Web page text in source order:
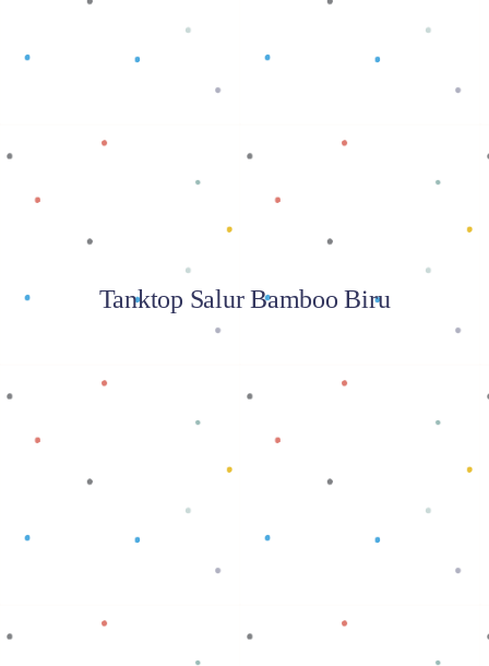
Baca selengkapnya
Tanktop Salur Bamboo Biru
Baca selengkapnya